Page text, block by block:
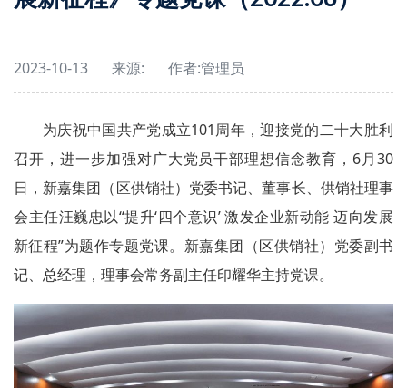
2023-10-13 来源: 作者:管理员
为庆祝中国共产党成立101周年，迎接党的二十大胜利
召开，进一步加强对广大党员干部理想信念教育，6月30
日，新嘉集团（区供销社）党委书记、董事长、供销社理事
会主任汪巍忠以“提升‘四个意识’ 激发企业新动能 迈向发展
新征程”为题作专题党课。新嘉集团（区供销社）党委副书
记、总经理，理事会常务副主任印耀华主持党课。